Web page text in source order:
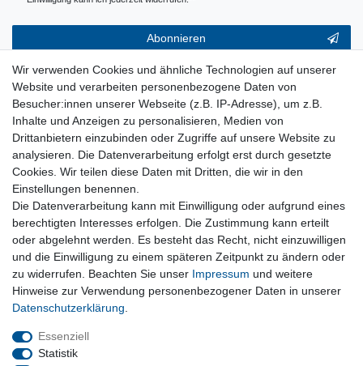
Abonnieren
** Hierbei handelt es sich um ein Pflichtfeld.
Service & Hilfe
Kontakt
Warenkorb
Zur Kasse
Nützliches
Newsletter abmelden
Widerrufsformular
Vertrag Widerrufen
Rechtliches
Impressum
Wiederrufsrecht
AGB
Wir verwenden Cookies und ähnliche Technologien auf unserer
Website und verarbeiten personenbezogene Daten von
Besucher:innen unserer Webseite (z.B. IP-Adresse), um z.B.
Inhalte und Anzeigen zu personalisieren, Medien von
Drittanbietern einzubinden oder Zugriffe auf unsere Website zu
analysieren. Die Datenverarbeitung erfolgt erst durch gesetzte
Cookies. Wir teilen diese Daten mit Dritten, die wir in den
Einstellungen benennen.
Die Datenverarbeitung kann mit Einwilligung oder aufgrund eines
berechtigten Interesses erfolgen. Die Zustimmung kann erteilt
oder abgelehnt werden. Es besteht das Recht, nicht einzuwilligen
und die Einwilligung zu einem späteren Zeitpunkt zu ändern oder
zu widerrufen. Beachten Sie unser Impressum und weitere
Hinweise zur Verwendung personenbezogener Daten in unserer
Daten­schutz­erklärung
Essenziell
Statistik